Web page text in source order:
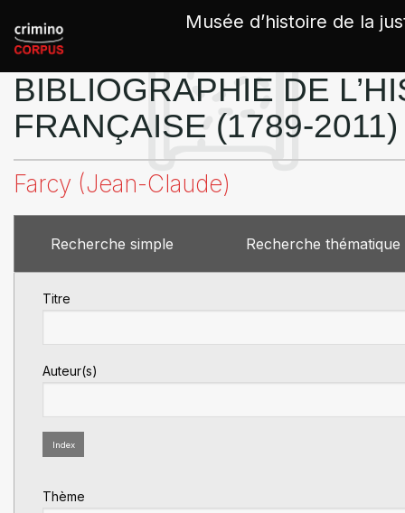
Musée d’histoire de la
BIBLIOGRAPHIE DE
FRANÇAISE (1789-2011)
Farcy (Jean-Claude)
Recherche simple Recherche thématique
Titre
Auteur(s)
Index
Thème
Panneau de gestion des cookies